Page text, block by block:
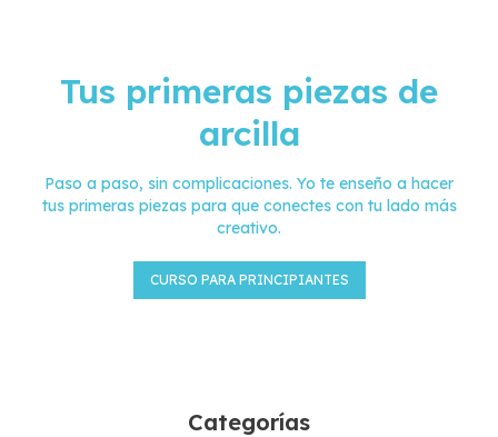
Tus primeras piezas de
arcilla
Paso a paso, sin complicaciones. Yo te enseño a hacer
tus primeras piezas para que conectes con tu lado más
creativo.
CURSO PARA PRINCIPIANTES
Categorías